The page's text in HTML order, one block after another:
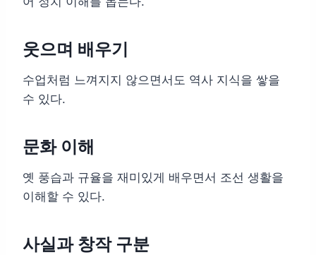
웃으며 배우기
수업처럼 느껴지지 않으면서도 역사 지식을 쌓을
수 있다.
문화 이해
옛 풍습과 규율을 재미있게 배우면서 조선 생활을
이해할 수 있다.
사실과 창작 구분